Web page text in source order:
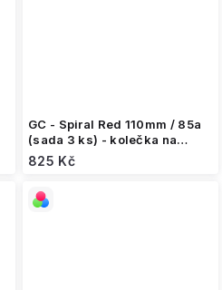
GC - Spiral Red 110mm / 85a
(sada 3 ks) - kolečka na
inline brusle
825 Kč